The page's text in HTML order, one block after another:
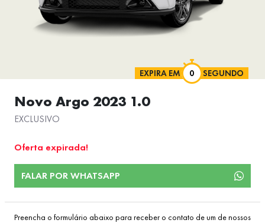
EXPIRA EM SEGUNDO
Novo Argo 2023 1.0
EXCLUSIVO
Oferta expirada!
FALAR POR WHATSAPP
Preencha o formulário abaixo para receber o contato de um de nossos